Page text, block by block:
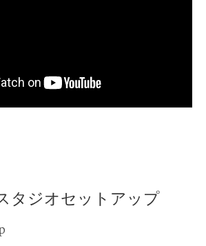
タジオセットアップ